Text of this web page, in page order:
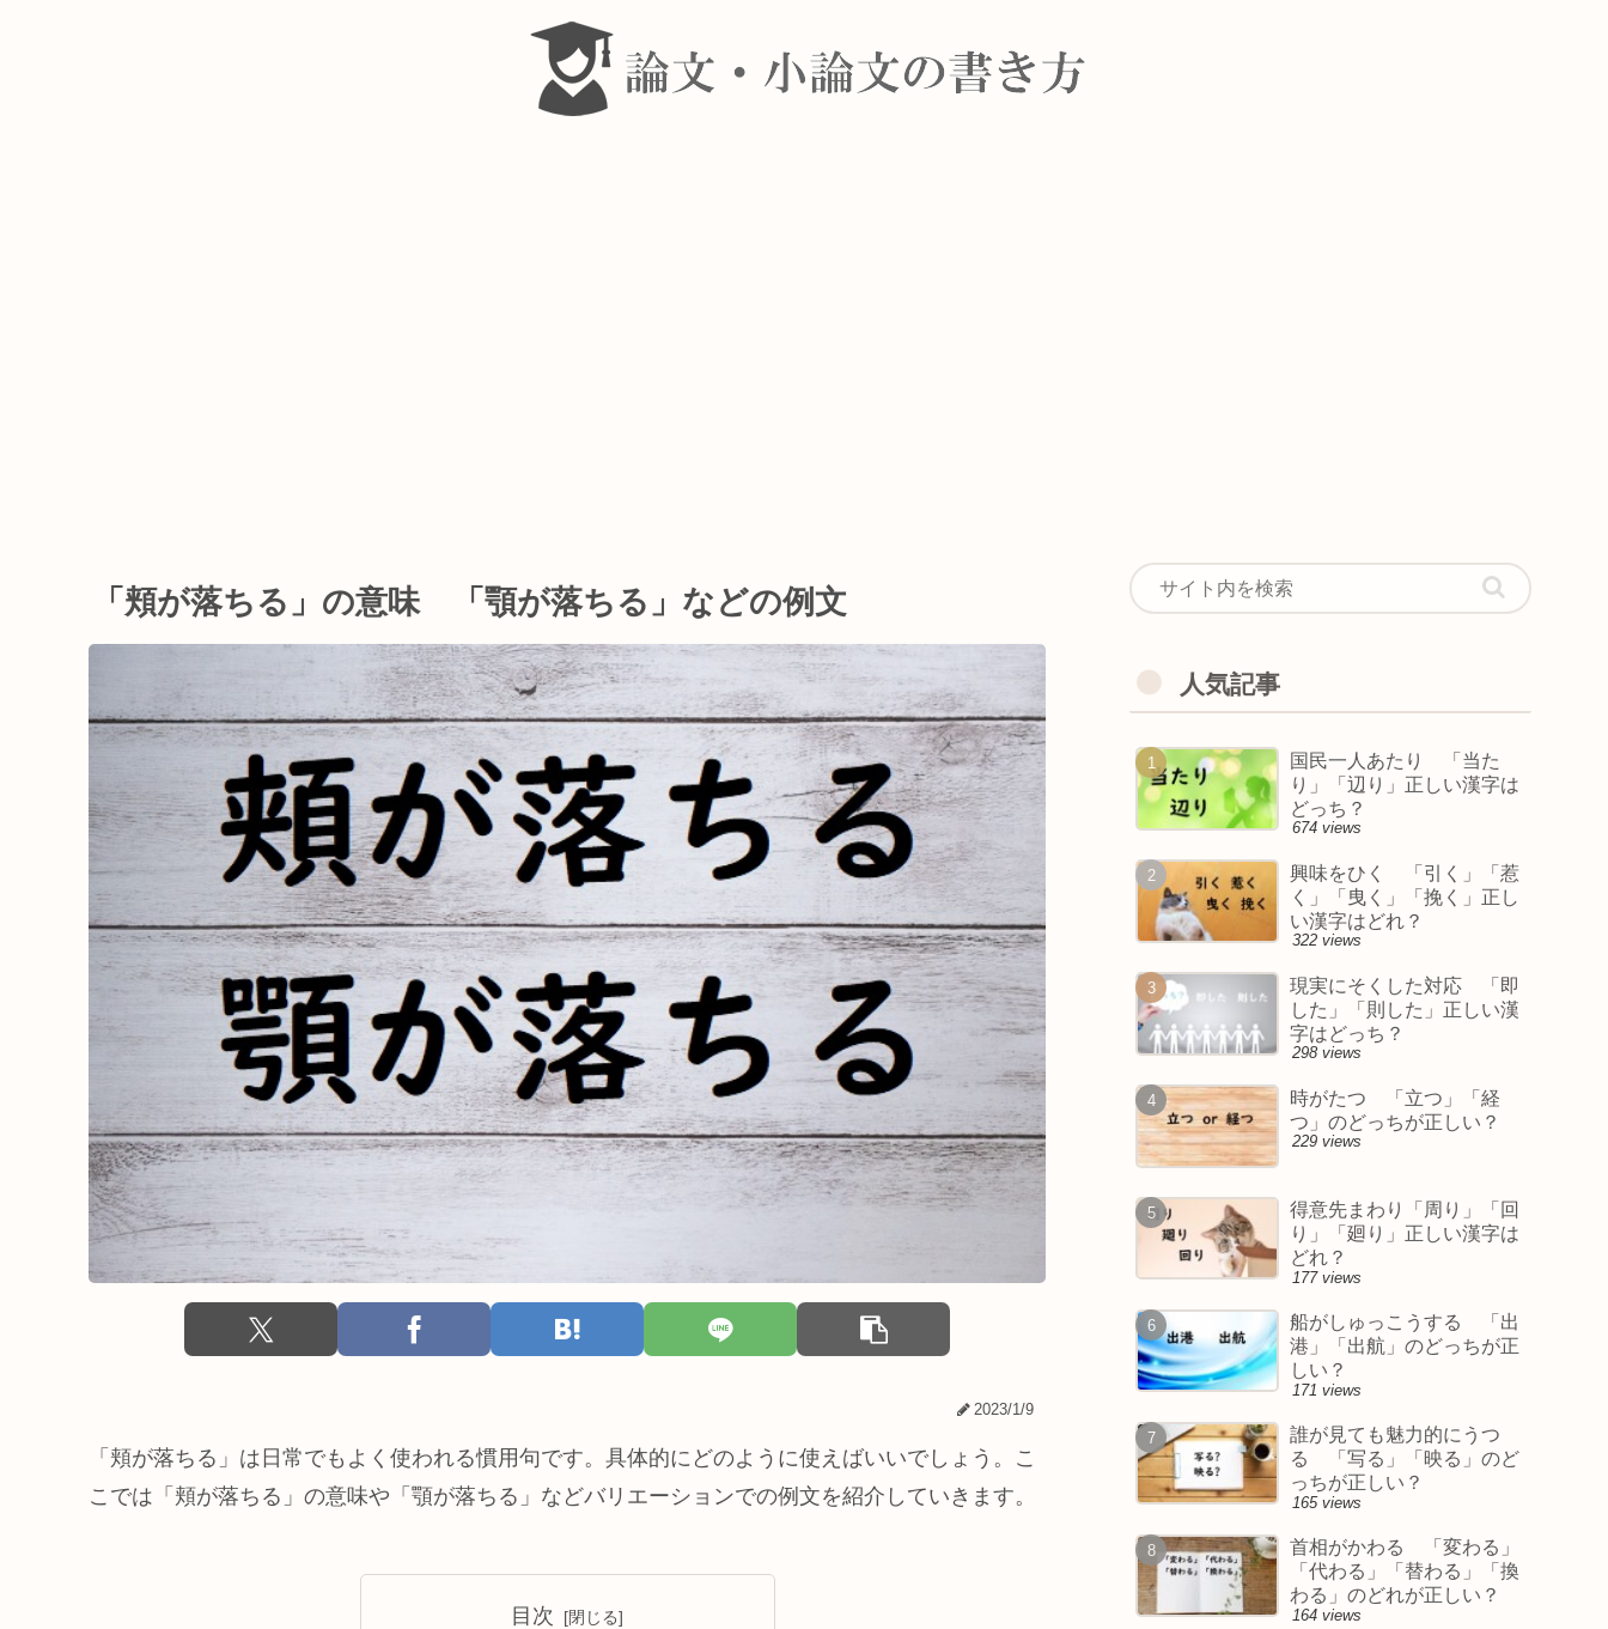
「頬が落ちる」の意味 「顎が落ちる」などの例文
2023/1/9
「頬が落ちる」は日常でもよく使われる慣用句です。具体的にどのように使えばいいでしょう。こ
こでは「頬が落ちる」の意味や「顎が落ちる」などバリエーションでの例文を紹介していきます。
目次
人気記事
国民一人あたり 「当た
り」「辺り」正しい漢字は
どっち？
674 views
興味をひく 「引く」「惹
く」「曳く」「挽く」正し
い漢字はどれ？
322 views
現実にそくした対応 「即
した」「則した」正しい漢
字はどっち？
298 views
時がたつ 「立つ」「経
つ」のどっちが正しい？
229 views
得意先まわり「周り」「回
り」「廻り」正しい漢字は
どれ？
177 views
船がしゅっこうする 「出
港」「出航」のどっちが正
しい？
171 views
誰が見ても魅力的にうつ
る 「写る」「映る」のど
っちが正しい？
165 views
首相がかわる 「変わる」
「代わる」「替わる」「換
わる」のどれが正しい？
164 views